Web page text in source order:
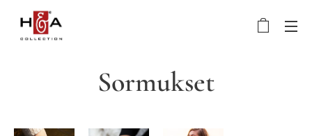
Sormukset